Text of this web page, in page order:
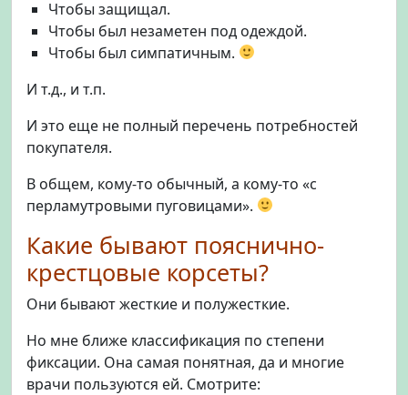
Чтобы защищал.
Чтобы был незаметен под одеждой.
Чтобы был симпатичным.
И т.д., и т.п.
И это еще не полный перечень потребностей
покупателя.
В общем, кому-то обычный, а кому-то «с
перламутровыми пуговицами».
Какие бывают пояснично-
крестцовые корсеты?
Они бывают жесткие и полужесткие.
Но мне ближе классификация по степени
фиксации. Она самая понятная, да и многие
врачи пользуются ей. Смотрите: